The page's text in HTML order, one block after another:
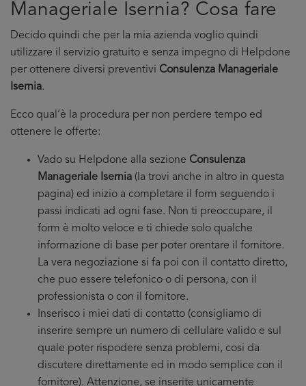
Manageriale Isernia? Cosa fare
Decido quindi che per la mia azienda voglio quindi
utilizzare il servizio gratuito e senza impegno di Helpdone
per ottenere diversi preventivi Consulenza Manageriale
Isernia.
Ecco qual’è la procedura per non perdere tempo ed
ottenere le offerte:
Vado su Helpdone alla sezione Consulenza
Manageriale Isernia (la trovi anche in altro in questa
pagina) ed inizio a completare il form seguendo i
passi indicati ad ogni fase. Non ti preoccupare, il
form è molto veloce e ti chiede solo qualche
informazione di base per poter orentare il fornitore.
La vera negoziazione si fa poi con il contatto diretto,
che puo essere telefonico o di persona, con il
professionista o con il fornitore.
Inserisco i miei dati di contatto (consigliamo di
inserire sempre un numero di cellulare valido e sul
quale poter rispodere senza problemi, cosi da
discutere direttamente ed in modo semplice con il
fornitore). Attenzione, se inserite unicamente